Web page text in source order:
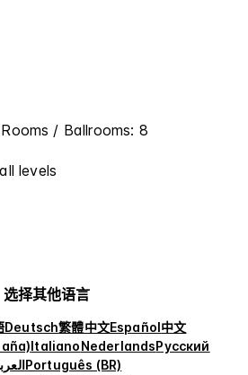
/ Ballrooms: 8
levels
选择其他语言
Deutsch繁體中文Español中文
ItalianoNederlandsРусский
Português (BR)